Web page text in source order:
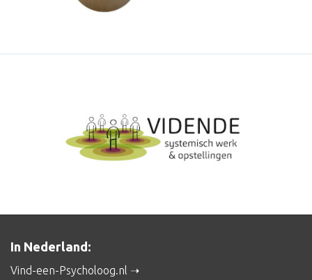
In Nederland:
Vind-een-Psycholoog.nl